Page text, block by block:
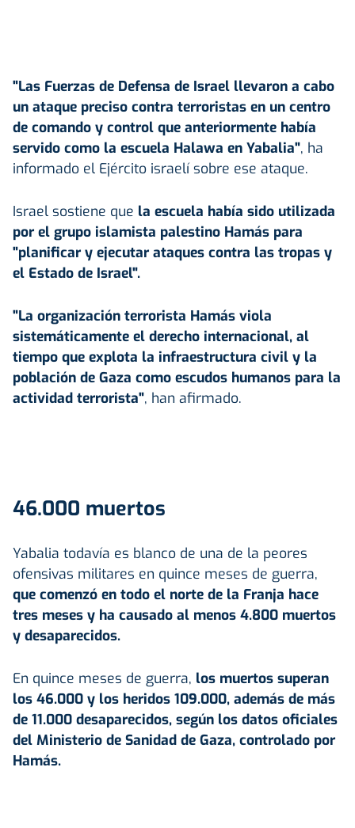
"Las Fuerzas de Defensa de Israel llevaron a cabo
un ataque preciso contra terroristas en un centro
de comando y control que anteriormente había
servido como la escuela Halawa en Yabalia", ha
informado el Ejército israelí sobre ese ataque.
Israel sostiene que la escuela había sido utilizada
por el grupo islamista palestino Hamás para
"planificar y ejecutar ataques contra las tropas y
el Estado de Israel".
"La organización terrorista Hamás viola
sistemáticamente el derecho internacional, al
tiempo que explota la infraestructura civil y la
población de Gaza como escudos humanos para la
actividad terrorista", han afirmado.
46.000 muertos
Yabalia todavía es blanco de una de la peores
ofensivas militares en quince meses de guerra,
que comenzó en todo el norte de la Franja hace
tres meses y ha causado al menos 4.800 muertos
y desaparecidos.
En quince meses de guerra, los muertos superan
los 46.000 y los heridos 109.000, además de más
de 11.000 desaparecidos, según los datos oficiales
del Ministerio de Sanidad de Gaza, controlado por
Hamás.